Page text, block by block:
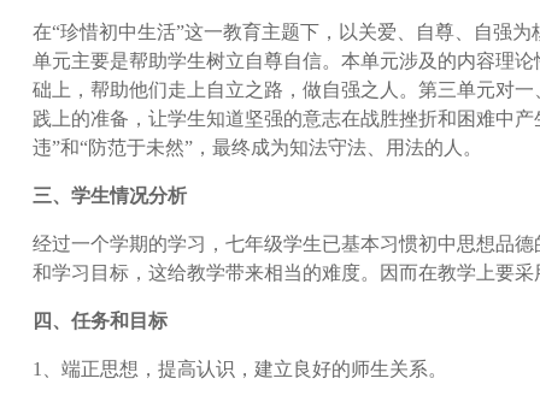
在“珍惜初中生活”这一教育主题下，以关爱、自尊、自强
单元主要是帮助学生树立自尊自信。本单元涉及的内容理
础上，帮助他们走上自立之路，做自强之人。第三单元对
践上的准备，让学生知道坚强的意志在战胜挫折和困难中
违”和“防范于未然”，最终成为知法守法、用法的人。
三、学生情况分析
经过一个学期的学习，七年级学生已基本习惯初中思想品
和学习目标，这给教学带来相当的难度。因而在教学上要
四、任务和目标
1、端正思想，提高认识，建立良好的师生关系。